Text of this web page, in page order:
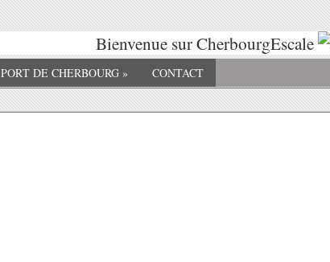
Bienvenue sur CherbourgEscale
PORT DE CHERBOURG » CONTACT